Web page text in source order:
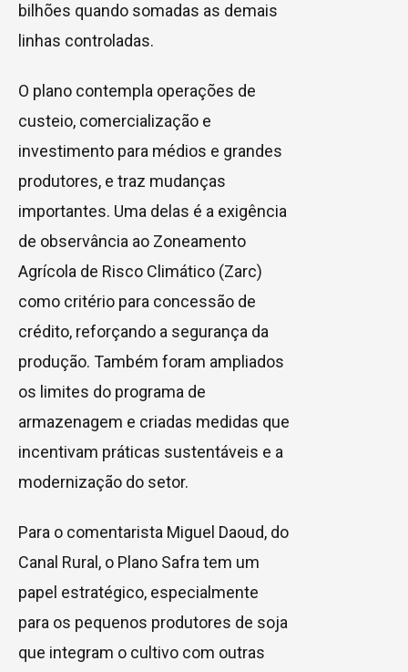
bilhões quando somadas as demais
linhas controladas.
O plano contempla operações de
custeio, comercialização e
investimento para médios e grandes
produtores, e traz mudanças
importantes. Uma delas é a exigência
de observância ao Zoneamento
Agrícola de Risco Climático (Zarc)
como critério para concessão de
crédito, reforçando a segurança da
produção. Também foram ampliados
os limites do programa de
armazenagem e criadas medidas que
incentivam práticas sustentáveis e a
modernização do setor.
Para o comentarista Miguel Daoud, do
Canal Rural, o Plano Safra tem um
papel estratégico, especialmente
para os pequenos produtores de soja
que integram o cultivo com outras